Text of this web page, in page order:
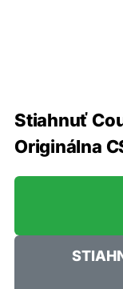
Stiahnuť
Originálna